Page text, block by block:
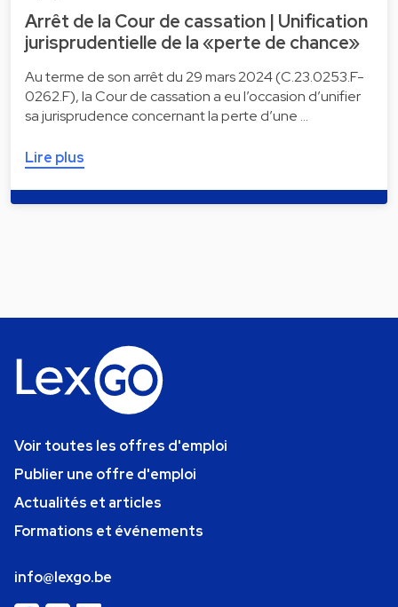
Arrêt de la Cour de cassation | Unification
jurisprudentielle de la «perte de chance»
Au terme de son arrêt du 29 mars 2024 (C.23.0253.F-
0262.F), la Cour de cassation a eu l’occasion d’unifier
sa jurisprudence concernant la perte d’une …
Lire plus
Voir toutes les offres d'emploi
Publier une offre d'emploi
Actualités et articles
Formations et événements
info@lexgo.be